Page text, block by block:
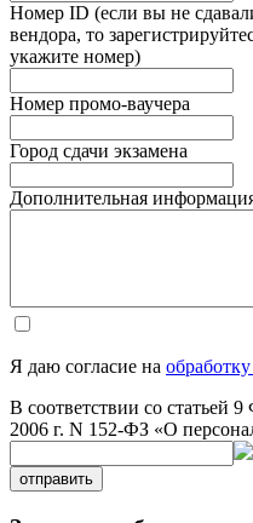
Номер ID (если вы не
вендора, то
укажите номер)
Номер промо-ваучера
Город сдачи экзамена
Дополнительная
Я даю согласие на
В соответствии со статьей
2006 г. N 152-ФЗ «О
отправить